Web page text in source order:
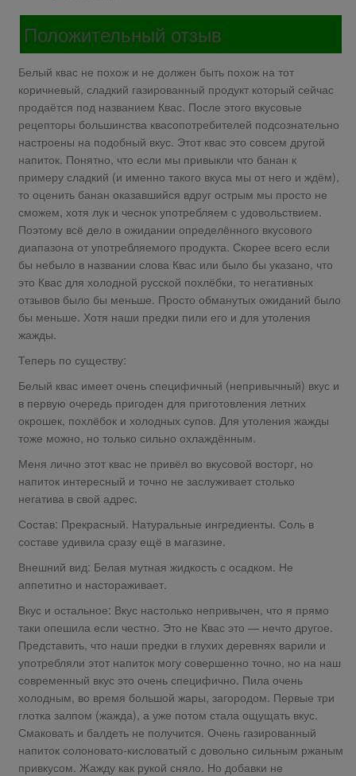
Положительный отзыв
Белый квас не похож и не должен быть похож на тот
коричневый, сладкий газированный продукт который сейчас
продаётся под названием Квас. После этого вкусовые
рецепторы большинства квасопотребителей подсознательно
настроены на подобный вкус. Этот квас это совсем другой
напиток. Понятно, что если мы привыкли что банан к
примеру сладкий (и именно такого вкуса мы от него и ждём),
то оценить банан оказавшийся вдруг острым мы просто не
сможем, хотя лук и чеснок употребляем с удовольствием.
Поэтому всё дело в ожидании определённого вкусового
диапазона от употребляемого продукта. Скорее всего если
бы небыло в названии слова Квас или было бы указано, что
это Квас для холодной русской похлёбки, то негативных
отзывов было бы меньше. Просто обманутых ожиданий было
бы меньше. Хотя наши предки пили его и для утоления
жажды.
Теперь по существу:
Белый квас имеет очень специфичный (непривычный) вкус и
в первую очередь пригоден для приготовления летних
окрошек, похлёбок и холодных супов. Для утоления жажды
тоже можно, но только сильно охлаждённым.
Меня лично этот квас не привёл во вкусовой восторг, но
напиток интересный и точно не заслуживает столько
негатива в свой адрес.
Состав: Прекрасный. Натуральные ингредиенты. Соль в
составе удивила сразу ещё в магазине.
Внешний вид: Белая мутная жидкость с осадком. Не
аппетитно и настораживает.
Вкус и остальное: Вкус настолько непривычен, что я прямо
таки опешила если честно. Это не Квас это — нечто другое.
Представить, что наши предки в глухих деревнях варили и
употребляли этот напиток могу совершенно точно, но на наш
современный вкус это очень специфично. Пила очень
холодным, во время большой жары, загородом. Первые три
глотка залпом (жажда), а уже потом стала ощущать вкус.
Смаковать и балдеть не получится. Очень газированный
напиток солоновато-кисловатый с довольно сильным ржаным
привкусом. Жажду как рукой сняло. Но добавки не